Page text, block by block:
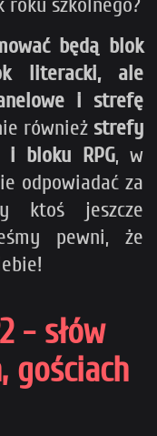
roku szkolnego?
będą blok
literacki, ale
i strefę
również strefy
i bloku RPG, w
odpowiadać za
ktoś jeszcze
pewni, że
- słów
gościach